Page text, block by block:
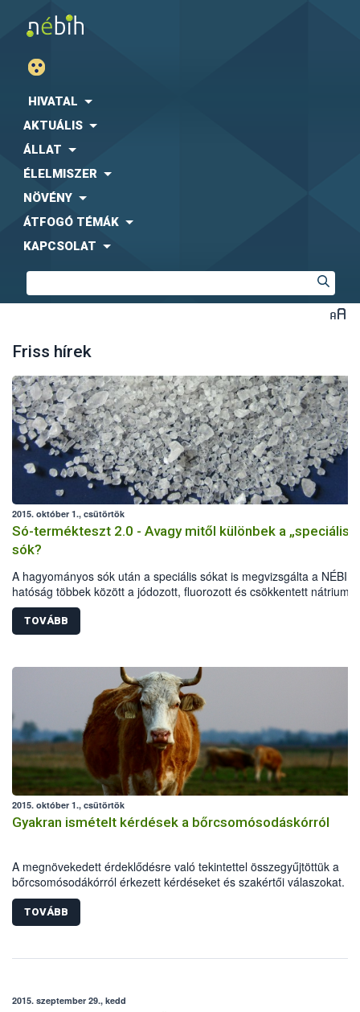
HIVATAL
AKTUÁLIS
ÁLLAT
ÉLELMISZER
NÖVÉNY
ÁTFOGÓ TÉMÁK
KAPCSOLAT
Friss hírek
2015. október 1., csütörtök
Só-termékteszt 2.0 - Avagy mitől különbek a „speciális”
sók?
A hagyományos sók után a speciális sókat is megvizsgálta a
hatóság többek között a jódozott, fluorozott és csökkentett nátrium-
tartalmú termékeket vizsgálta elsősorban laboratóriumi és
paraméterek, jelölési előírások alapján. A vizsgálat eredményeként
termékből 40-nél indult hatósági eljárás: 32 esetben
mintegy fél millió forint bírságot szabtak ki a szakemberek. Több
kereskedelmi forgalomból is ki kellett vonni.
TOVÁBB
2015. október 1., csütörtök
Gyakran ismételt kérdések a bőrcsomósodáskórról
A megnövekedett érdeklődésre való tekintettel összegyűjtöttük a
bőrcsomósodákórról érkezett kérdéseket és szakértői válaszokat.
TOVÁBB
2015. szeptember 29., kedd